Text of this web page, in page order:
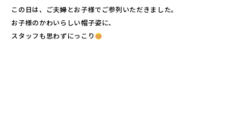
この日は、ご夫婦とお子様でご参列いただきました。
お子様のかわいらしい帽子姿に、
スタッフも思わずにっこり